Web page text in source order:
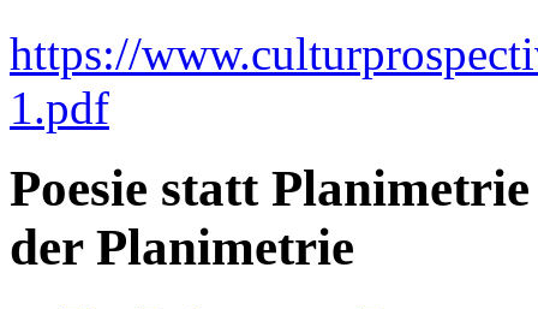
https://
1.pdf
Poesie statt
der Planimetrie